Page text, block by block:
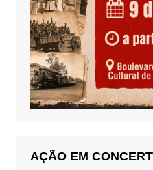
AÇÃO EM